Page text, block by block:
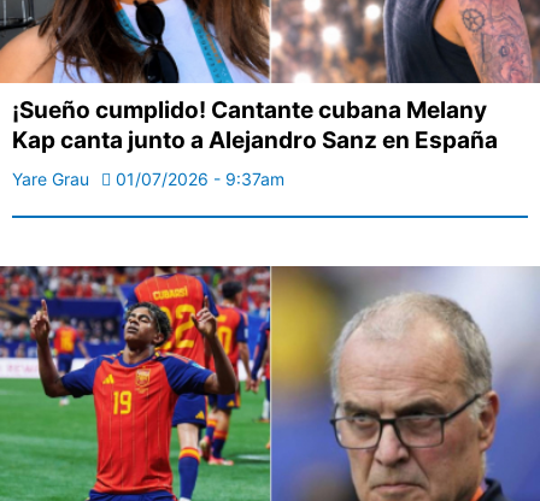
¡Sueño cumplido! Cantante cubana Melany
Kap canta junto a Alejandro Sanz en España
Yare Grau 01/07/2026 - 9:37am